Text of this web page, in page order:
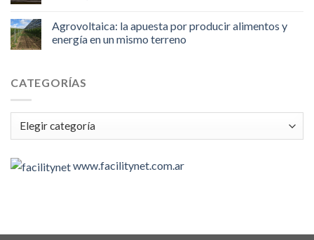
Agrovoltaica: la apuesta por producir alimentos y
energía en un mismo terreno
CATEGORÍAS
Categorías
www.facilitynet.com.ar